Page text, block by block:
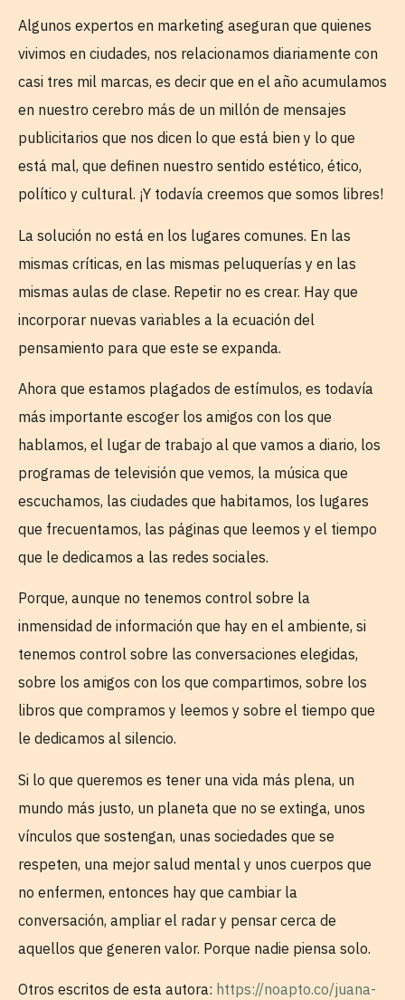
Algunos expertos en marketing aseguran que quienes
vivimos en ciudades, nos relacionamos diariamente con
casi tres mil marcas, es decir que en el año acumulamos
en nuestro cerebro más de un millón de mensajes
publicitarios que nos dicen lo que está bien y lo que
está mal, que definen nuestro sentido estético, ético,
político y cultural. ¡Y todavía creemos que somos libres!
La solución no está en los lugares comunes. En las
mismas críticas, en las mismas peluquerías y en las
mismas aulas de clase. Repetir no es crear. Hay que
incorporar nuevas variables a la ecuación del
pensamiento para que este se expanda.
Ahora que estamos plagados de estímulos, es todavía
más importante escoger los amigos con los que
hablamos, el lugar de trabajo al que vamos a diario, los
programas de televisión que vemos, la música que
escuchamos, las ciudades que habitamos, los lugares
que frecuentamos, las páginas que leemos y el tiempo
que le dedicamos a las redes sociales.
Porque, aunque no tenemos control sobre la
inmensidad de información que hay en el ambiente, si
tenemos control sobre las conversaciones elegidas,
sobre los amigos con los que compartimos, sobre los
libros que compramos y leemos y sobre el tiempo que
le dedicamos al silencio.
Si lo que queremos es tener una vida más plena, un
mundo más justo, un planeta que no se extinga, unos
vínculos que sostengan, unas sociedades que se
respeten, una mejor salud mental y unos cuerpos que
no enfermen, entonces hay que cambiar la
conversación, ampliar el radar y pensar cerca de
aquellos que generen valor. Porque nadie piensa solo.
Otros escritos de esta autora: https://noapto.co/juana-